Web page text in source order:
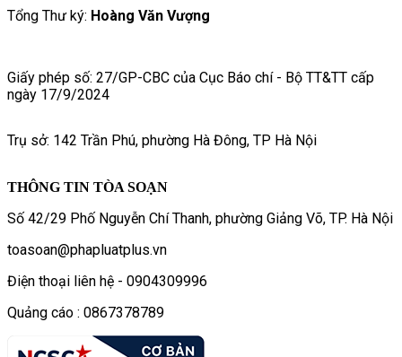
Tổng Thư ký: Hoàng Văn Vượng
Giấy phép số: 27/GP-CBC của Cục Báo chí - Bộ TT&TT cấp
ngày 17/9/2024
Trụ sở: 142 Trần Phú, phường Hà Đông, TP Hà Nội
THÔNG TIN TÒA SOẠN
Số 42/29 Phố Nguyễn Chí Thanh, phường Giảng Võ, TP. Hà Nội
toasoan@phapluatplus.vn
Điện thoại liên hệ - 0904309996
Quảng cáo : 0867378789